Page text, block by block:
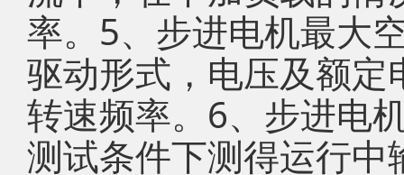
率。5、步进电机最大
驱动形式，电压及额
转速频率。6、步进电
测试条件下测得运行